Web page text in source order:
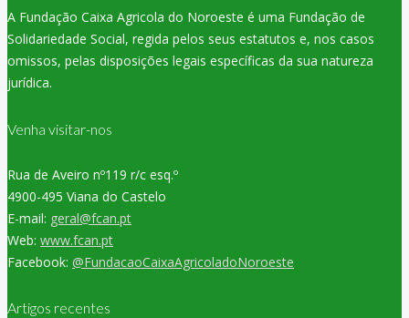
A Fundação Caixa Agricola do Noroeste é uma Fundação de
Solidariedade Social, regida pelos seus estatutos e, nos casos
omissos, pelas disposições legais específicas da sua natureza
jurídica.
Venha visitar-nos
Rua de Aveiro nº119 r/c esq.º
4900-495 Viana do Castelo
E-mail: geral@fcan.pt
Web: www.fcan.pt
Facebook: @FundacaoCaixaAgricoladoNoroeste
Artigos recentes